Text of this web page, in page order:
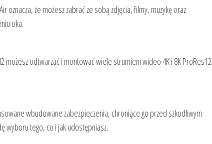
oznacza, że możesz zabrać ze sobą zdjęcia, filmy, muzykę oraz
oka.
możesz odtwarzać i montować wiele strumieni wideo 4K i 8K ProRes12
wbudowane zabezpie­czenia, chroniące go przed szkodliwym
wyboru tego, co i jak udostępniasz.